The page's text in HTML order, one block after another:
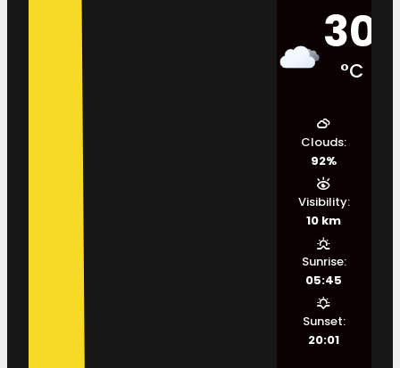
30
°C
Clouds:
92%
Visibility:
10 km
Sunrise:
05:45
Sunset:
20:01